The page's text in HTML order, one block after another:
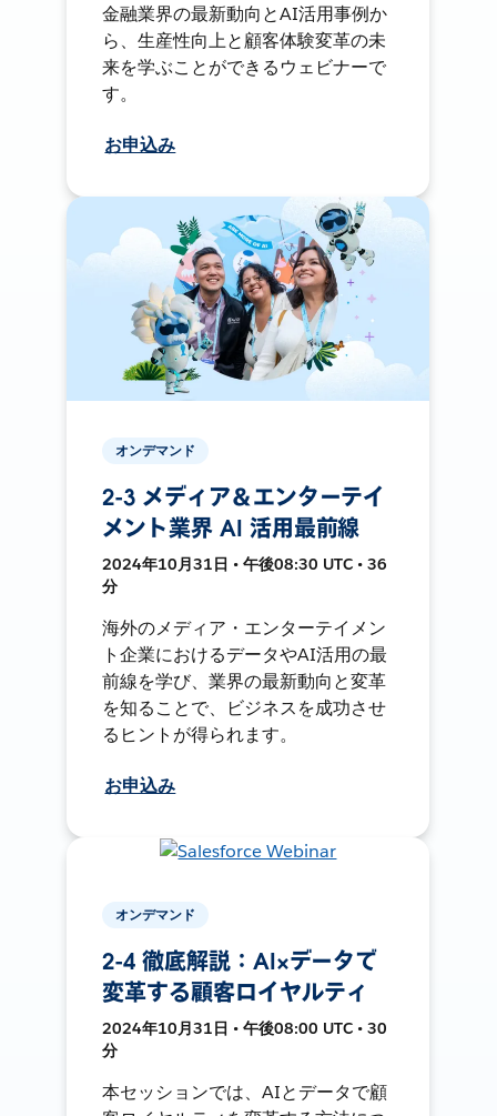
金融業界の最新動向とAI活用事例か
ら、生産性向上と顧客体験変革の未
来を学ぶことができるウェビナーで
す。
お申込み
オンデマンド
2-3 メディア＆エンターテイ
メント業界 AI 活用最前線
2024年10月31日 • 午後08:30 UTC • 36
分
海外のメディア・エンターテイメン
ト企業におけるデータやAI活用の最
前線を学び、業界の最新動向と変革
を知ることで、ビジネスを成功させ
るヒントが得られます。
お申込み
オンデマンド
2-4 徹底解説：AI×データで
変革する顧客ロイヤルティ
2024年10月31日 • 午後08:00 UTC • 30
分
本セッションでは、AIとデータで顧